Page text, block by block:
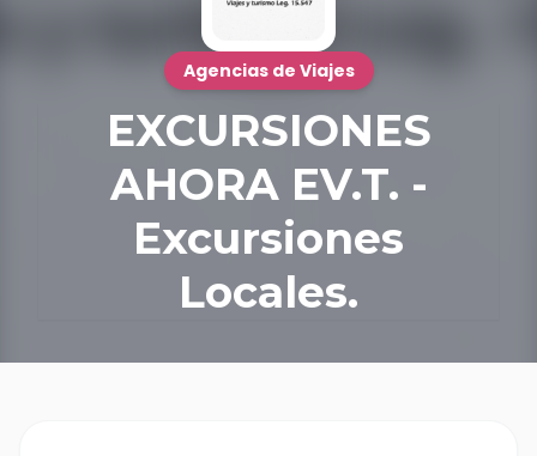
Agencias de Viajes
EXCURSIONES
AHORA EV.T. -
Excursiones
Locales.